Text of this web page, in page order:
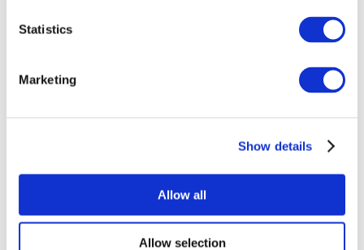
Statistics
Marketing
Show details
Allow all
Allow selection
Творческий вечер
Наше спецпредложение
Применить